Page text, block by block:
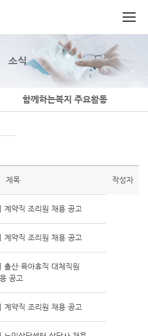
소식
함께하는복지 주요활동
제목 작성자
계약직 조리원 채용 공고
계약직 조리원 채용 공고
산·육아휴직 대체직원
공고
계약직 조리원 채용 공고